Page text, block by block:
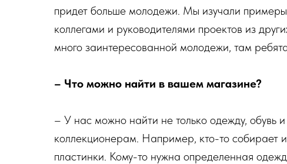
придет больше молодежи. Мы изучали
коллегами и руководителями проектов из
много заинтересованной молодежи, там
– Что можно найти в вашем магазине?
– У нас можно найти не только одежду, обувь
коллекционерам. Например, кто-то собирает
пластинки. Кому-то нужна определенная